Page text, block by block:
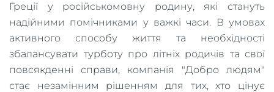
Греції у російськомовну родину, які стануть
надійними помічниками у важкі часи. В умовах
активного способу життя та необхідності
збалансувати турботу про літніх родичів та свої
повсякденні справи, компанія "Добро людям"
стає незамінним рішенням для тих, хто цінує